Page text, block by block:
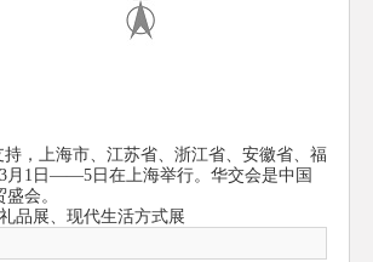
，上海市、江苏省、浙江省、安徽省、福
月1日——5日在上海举行。华交会是中国
会。
品展、现代生活方式展